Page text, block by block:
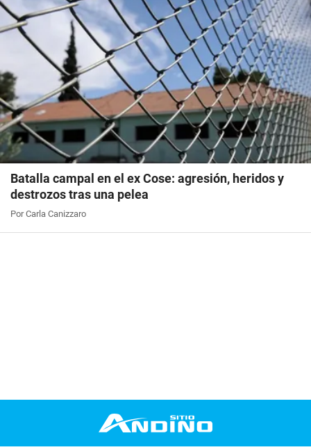
Batalla campal en el ex Cose: agresión, heridos y
destrozos tras una pelea
Por Carla Canizzaro